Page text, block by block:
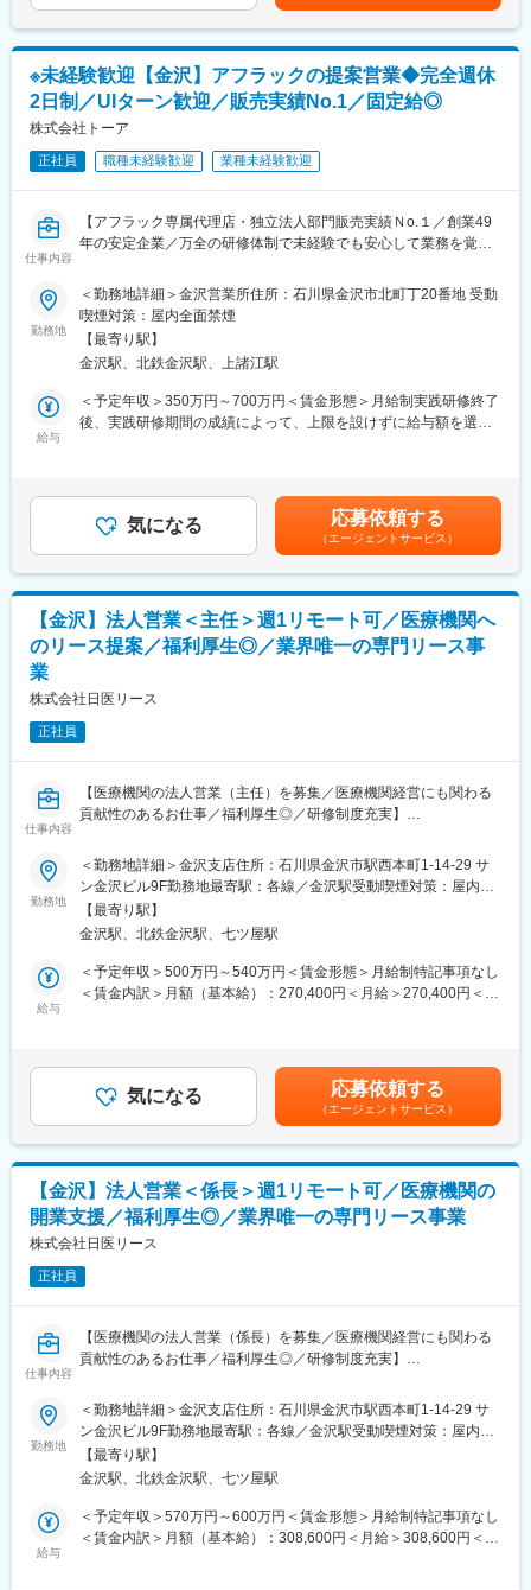
■企業の特徴／魅力：
・2007年10月1日に、日本郵政公社の民営・分社化により誕生。
「日本郵政グループ」の生命保険業を担っています。
・簡易生命保険の「簡易な手続きで、国民の基礎的生活手段を保
障する」という社会的使命を受け継いでいます。
・前身である簡易生命保険から数えて2016年10月に100周年を迎
え、更なるお客さまサービス・企業価値の向上に向けた戦略的施
策を展開しています。
変更の範囲：当社がエリア基幹職（企画・法人営業コース）の業
務として規定する業務全般
ションで、販売店だけでなく、既存契約先へのソリューション営
業も行います。その他、提携先／既存先以外に新規販売店の開拓
や、顧客開拓なども行っております。
・三菱電機グループの強みを活かし、グループ内での安定した顧
客基盤に加え、三菱電機グループ以外での取引も拡大していま
す。
・取扱商品は情報通信機器や空調設備を主力として、防犯カメ
ラ、省エネ設備など、顧客が求める設備全般（メーカー問わず）
の取扱いがございます。
・年に数回程度、宿泊を伴う出張が発生する可能性があります。
【配属先】
中部支店北陸営業部（３名・男女比２：１）
中途入社者が4～5割となっており、新卒/中途関係なくフラットな
評価体制があります。
■社風・環境：
・『人は財産』という認識を持ち、人を大切する会社です。
【長期的に腰をすえて働ける環境】
残業時間は月15時間程度／直行直帰・週2回の在宅勤務が可能／
穏やかな社風で平均勤続年数が16.9年と社員の定着率も高く、腰
を据え安心して働けています。
【安定性】
三菱電機グループとして昔からのお付き合いのお客様も多く、信
頼も厚いのが特徴。リース業界としても伸長方向で、設備投資の
し、2025年度も成長が見込まれています
変更の範囲：会社の定める業務
※未経験歓迎【金沢】アフラックの提案営業◆完全週休
2日制／UIターン歓迎／販売実績No.1／固定給◎
株式会社トーア
正社員 職種未経験歓迎 業種未経験歓迎
仕事内容
【アフラック専属代理店・独立法人部門販売実績Ｎo.１／創業49
年の安定企業／万全の研修体制で未経験でも安心して業務を覚え
■業務内容：アフラックの保険代理店である当社の保険コンサルタ
ント営業として、個人、法人、各種団体への生命保険のご案内・
アフターフォローをお任せいたします。
(1)ライフプランニング営業
アフラックのブランド力×長年培った信頼により多くの顧客マーケ
ットがございます。お客様を訪問し、ライフプランなどをヒアリ
ングし、予算・希望に応じて適切なプランを提案いただきます。※
電話営業は事前にリストを用意します。新規お客様へのアプロー
ライフプランに変更有無等、定期的に確認を行います。
※法人営業と個人営業の割合はだいたい五分五分で、基本的に既存
顧客のフォローや更新をメインに行います。
新人育成プログラムがあり、当社とアフラック社の2社体制でビジ
ネスマナーなどの基本から商品知識、販売ロープレまでしっかり
と研修を行う為、業界未経験者でも安心してスタートできる環境
た後に、現場デビューして頂きます。
ます。
■組織構成：札幌市内の店舗の営業人数は約35名です。幅広い年
■魅力：
（1）企業の安定性…創業50年、アフラック専属代理店、独立法
人部門 販売実績No.1（契約者約23万人） の実績があるので、営
業先に困る事はございません。且つ、しっかりした基盤の会社で
（2）異業界出身でも活躍できる環境…ツアーコンダクター、携帯
販売、アパレル、塾講師、飲食店店員、等のご経験の方が活躍し
キャリアアップが可能です。営業職は3ヶ月毎に査定があり、成長
に応じて最大年4回の昇給が可能です。
勤務地
＜勤務地詳細＞金沢営業所住所：石川県金沢市北町丁20番地 受動
喫煙対策：屋内全面禁煙
【最寄り駅】
金沢駅、北鉄金沢駅、上諸江駅
給与
＜予定年収＞350万円～700万円＜賃金形態＞月給制実践研修終了
後、実践研修期間の成績によって、上限を設けずに給与額を選択
給＞200,000円～425,000円（一律手当を含む）＜昇給有無＞有＜
残業手当＞有＜給与補足＞■賞与：年3回（1月・6月・12月）■昇
給：年4回※固定残業手当は月25時間該当分を支給超過した時間外
労働の残業手当は追加支給賃金はあくまでも目安の金額であり、
選考を通じて上下する可能性があります。月給(月額)は固定手当を
含めた表記です。
気になる 応募依頼する
（エージェントサービス）
【金沢】法人営業＜主任＞週1リモート可／医療機関へ
のリース提案／福利厚生◎／業界唯一の専門リース事
業
株式会社日医リース
正社員
仕事内容
【医療機関の法人営業（主任）を募集／医療機関経営にも関わる
貢献性のあるお仕事／福利厚生◎／研修制度充実】
【はじめに】
今回は部署の増員を目的に、法人営業担当を募集します。医療機
関や開業をお考えの医師などに対して、リース商品の提案をメイ
ンでお任せします。
【当社のリースについて】
医療機器を中心に必需品を4～5年の期間でリース契約（貸出）を
（MRIや手術用機器など）メインとするほか、開業の際の資金や
物件などです。
するリース提案営業をご担当いただきます。
■既存・ルート営業（5～6割）：
既存顧客へのリース商品の提案や追加取引を獲得し、継続的にサ
ポートいただきます。
■新規営業（4～5割）：
《新規開業支援》
開業を予定している医師に対し、医療機器メーカーやコンサルタ
ントと協力して、開業の支援をします。集患シュミレーションで
ある診療圏の分析、収益予測のノウハウがあり、付加価値の高い
《既設新規先》
すでに開業している医療機関等との取引を開拓します。リースや
分割払いでの取引を提案し、医療機器の円滑な導入や、省エネ設
より取引の獲得を目指します。
勤務地
＜勤務地詳細＞金沢支店住所：石川県金沢市駅西本町1-14-29 サ
ン金沢ビル9F勤務地最寄駅：各線／金沢駅受動喫煙対策：屋内全
面禁煙変更の範囲：会社の定める事業所（リモートワーク含む）
【最寄り駅】
金沢駅、北鉄金沢駅、七ツ屋駅
給与
＜予定年収＞500万円～540万円＜賃金形態＞月給制特記事項なし
＜賃金内訳＞月額（基本給）：270,400円＜月給＞270,400円＜昇
気になる 応募依頼する
（エージェントサービス）
【金沢】法人営業＜係長＞週1リモート可／医療機関の
開業支援／福利厚生◎／業界唯一の専門リース事業
株式会社日医リース
正社員
仕事内容
【医療機関の法人営業（係長）を募集／医療機関経営にも関わる
貢献性のあるお仕事／福利厚生◎／研修制度充実】
【はじめに】
今回は部署の増員を目的に、法人営業担当を募集します。医療機
関や開業をお考えの医師などに対して、リース商品の提案をメイ
ンでお任せします。
【当社のリースについて】
医療機器を中心に必需品を4～5年の期間でリース契約（貸出）を
勤務地
＜勤務地詳細＞金沢支店住所：石川県金沢市駅西本町1-14-29 サ
ン金沢ビル9F勤務地最寄駅：各線／金沢駅受動喫煙対策：屋内全
面禁煙変更の範囲：会社の定める事業所（リモートワーク含む）
【最寄り駅】
金沢駅、北鉄金沢駅、七ツ屋駅
給与
＜予定年収＞570万円～600万円＜賃金形態＞月給制特記事項なし
＜賃金内訳＞月額（基本給）：308,600円＜月給＞308,600円＜昇